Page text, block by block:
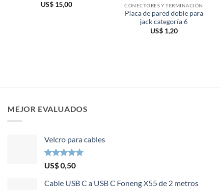
US$15,00 CONECTORES Y TERMINACIÓN
Placa de pared doble para
jack categoría 6
US$1,20
MEJOR EVALUADOS
Velcro para cables
Valorado en
5.00
de 5
US$0,50
Cable USB C a USB C Foneng X55 de 2 metros